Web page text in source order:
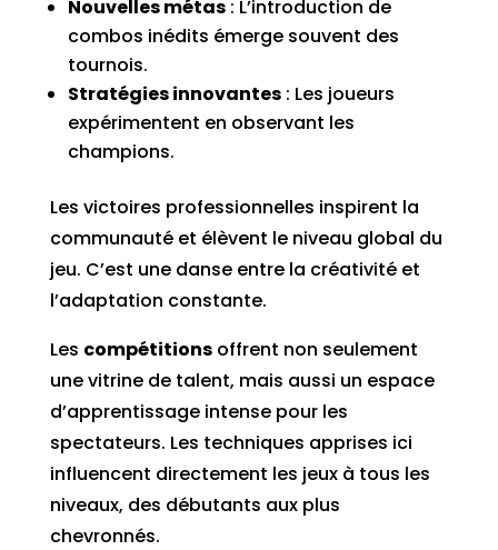
Nouvelles métas: L’introduction de
combos inédits émerge souvent des
tournois.
Stratégies innovantes: Les joueurs
expérimentent en observant les
champions.
Les victoires professionnelles inspirent la
communauté et élèvent le niveau global du
jeu. C’est une danse entre la créativité et
l’adaptation constante.
Les compétitionsoffrent non seulement
une vitrine de talent, mais aussi un espace
d’apprentissage intense pour les
spectateurs. Les techniques apprises ici
influencent directement les jeux à tous les
niveaux, des débutants aux plus
chevronnés.